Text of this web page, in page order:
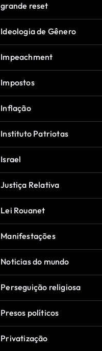
grande reset
Ideologia de Gênero
Impeachment
Impostos
Inflação
Instituto Patriotas
Israel
Justiça Relativa
Lei Rouanet
Manifestações
Noticias do mundo
Perseguição religiosa
Presos políticos
Privatização